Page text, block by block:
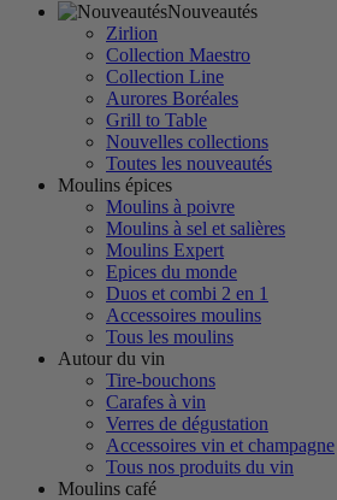
Nouveautés
Zirlion
Collection Maestro
Collection Line
Aurores Boréales
Grill to Table
Nouvelles collections
Toutes les nouveautés
Moulins épices
Moulins à poivre
Moulins à sel et salières
Moulins Expert
Epices du monde
Duos et combi 2 en 1
Accessoires moulins
Tous les moulins
Autour du vin
Tire-bouchons
Carafes à vin
Verres de dégustation
Accessoires vin et champagne
Tous nos produits du vin
Moulins café